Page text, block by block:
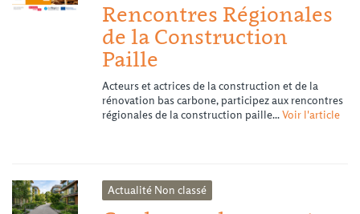
Rencontres Régionales
de la Construction
Paille
Acteurs et actrices de la construction et de la
rénovation bas carbone, participez aux rencontres
régionales de la construction paille...Voir l'article
Actualité Non classé